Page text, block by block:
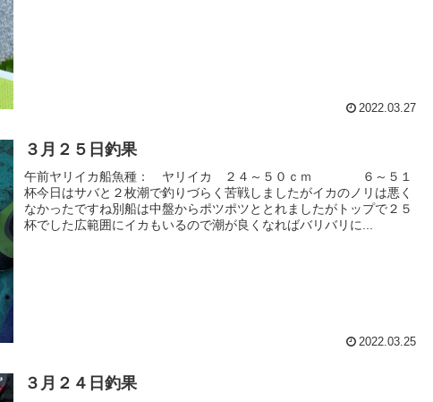
2022.03.27
３月２５日釣果
午前ヤリイカ船魚種： ヤリイカ ２４～５０ｃｍ ６～５１
杯今日はサバと２枚潮で釣りづらく苦戦しましたがイカのノリは悪く
なかったですね別船は中盤からポツポツととれましたがトップで２５
杯でした広範囲にイカもいるので潮が良くなればバリバリに...
2022.03.25
３月２４日釣果